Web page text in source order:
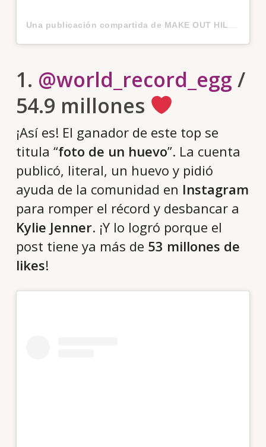
1. @world_record_egg /
54.9 millones
¡Así es! El ganador de este top se
titula “foto de un huevo”. La cuenta
publicó, literal, un huevo y pidió
ayuda de la comunidad en Instagram
para romper el récord y desbancar a
Kylie Jenner. ¡Y lo logró porque el
post tiene ya más de 53 millones de
likes!